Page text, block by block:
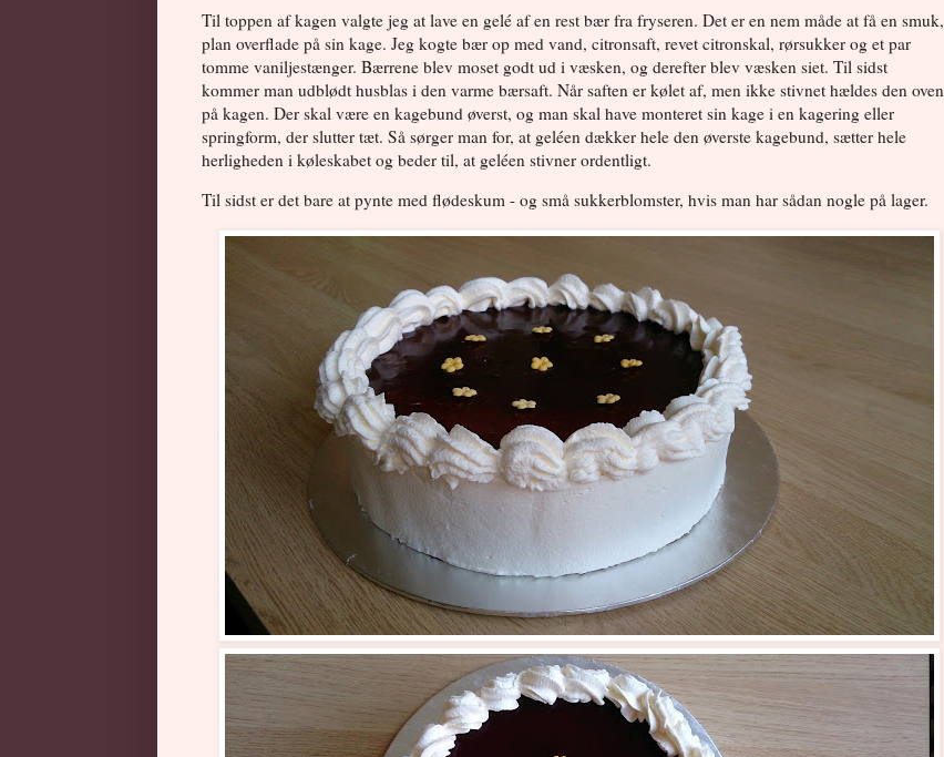
Til toppen af kagen valgte jeg at lave en gelé af en rest bær fra fryseren. Det er en nem måde at få en smuk,
plan overflade på sin kage. Jeg kogte bær op med vand, citronsaft, revet citronskal, rørsukker og et par
tomme vaniljestænger. Bærrene blev moset godt ud i væsken, og derefter blev væsken siet. Til sidst
kommer man udblødt husblas i den varme bærsaft. Når saften er kølet af, men ikke stivnet hældes den oven
på kagen. Der skal være en kagebund øverst, og man skal have monteret sin kage i en kagering eller
springform, der slutter tæt. Så sørger man for, at geléen dækker hele den øverste kagebund, sætter hele
herligheden i køleskabet og beder til, at geléen stivner ordentligt.
Til sidst er det bare at pynte med flødeskum - og små sukkerblomster, hvis man har sådan nogle på lager.